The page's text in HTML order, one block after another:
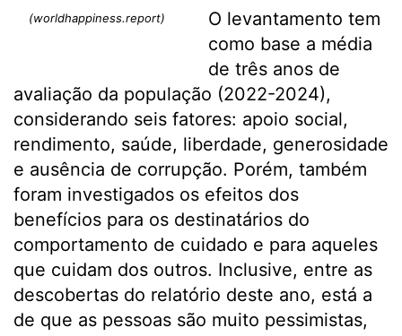
(worldhappiness.report)
O levantamento tem
como base a média
de três anos de
avaliação da população (2022-2024),
considerando seis fatores: apoio social,
rendimento, saúde, liberdade, generosidade
e ausência de corrupção. Porém, também
foram investigados os efeitos dos
benefícios para os destinatários do
comportamento de cuidado e para aqueles
que cuidam dos outros. Inclusive, entre as
descobertas do relatório deste ano, está a
de que as pessoas são muito pessimistas,